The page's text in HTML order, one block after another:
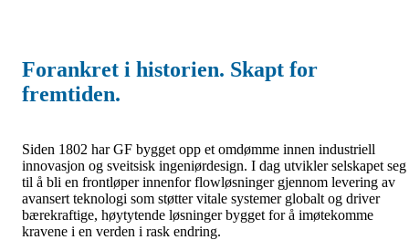
Forankret i historien. Skapt for
fremtiden.
Siden 1802 har GF bygget opp et omdømme innen industriell
innovasjon og sveitsisk ingeniørdesign. I dag utvikler selskapet seg
til å bli en frontløper innenfor flowløsninger gjennom levering av
avansert teknologi som støtter vitale systemer globalt og driver
bærekraftige, høytytende løsninger bygget for å imøtekomme
kravene i en verden i rask endring.